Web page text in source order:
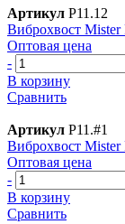
Артикул Р11.12
Виброхвост Mister
Оптовая цена
-
В корзину
Сравнить
Артикул Р11.#1
Виброхвост
Оптовая цена
-
В корзину
Сравнить